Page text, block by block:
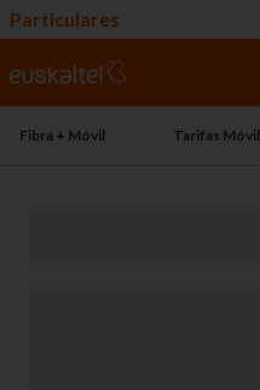
Particulares
Fibra + Móvil Tarifas Móvil